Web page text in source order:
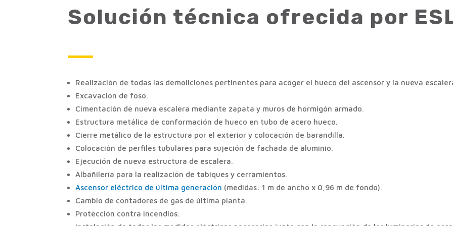
Solución técnica ofrecida por
Realización de todas las demoliciones pertinentes para acoger el hueco del ascensor y la nueva
Excavación de foso.
Cimentación de nueva escalera mediante zapata y muros de hormigón armado.
Estructura metálica de conformación de hueco en tubo de acero hueco.
Cierre metálico de la estructura por el exterior y colocación de barandilla.
Colocación de perfiles tubulares para sujeción de fachada de aluminio.
Ejecución de nueva estructura de escalera.
Albañilería para la realización de tabiques y cerramientos.
Ascensor eléctrico de última generación (medidas: 1 m de ancho x 0,96 m de fondo).
Cambio de contadores de gas de última planta.
Protección contra incendios.